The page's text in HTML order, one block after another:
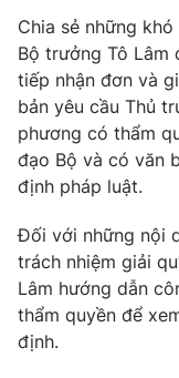
Thị trường
Tư vấn
Lịch phát sóng
Chuyên mục khác
Emagazine
Photo
Video
Chia sẻ những
Bộ trưởng Tô
tiếp nhận đơn và
bản yêu cầu Thủ
phương có thẩm
đạo Bộ và có văn
định pháp luật.
Đối với những nội
trách nhiệm giải
Lâm hướng dẫn
thẩm quyền để
định.